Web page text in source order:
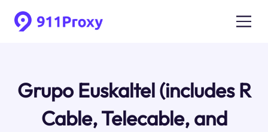
Grupo Euskaltel (includes R
Cable, Telecable, and